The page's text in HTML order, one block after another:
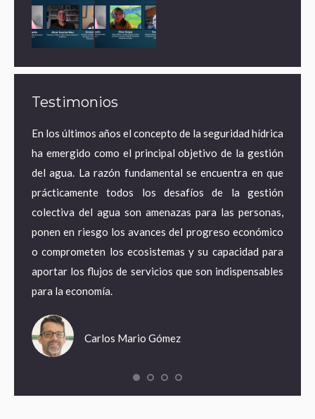
Testimonios
En los últimos años el concepto de la seguridad hídrica
ha emergido como el principal objetivo de la gestión
del agua. La razón fundamental se encuentra en que
prácticamente todos los desafíos de la gestión
colectiva del agua son amenazas para las personas,
ponen en riesgo los avances del progreso económico
o comprometen los ecosistemas y su capacidad para
aportar los flujos de servicios que son indispensables
para la economía.
Carlos Mario Gómez